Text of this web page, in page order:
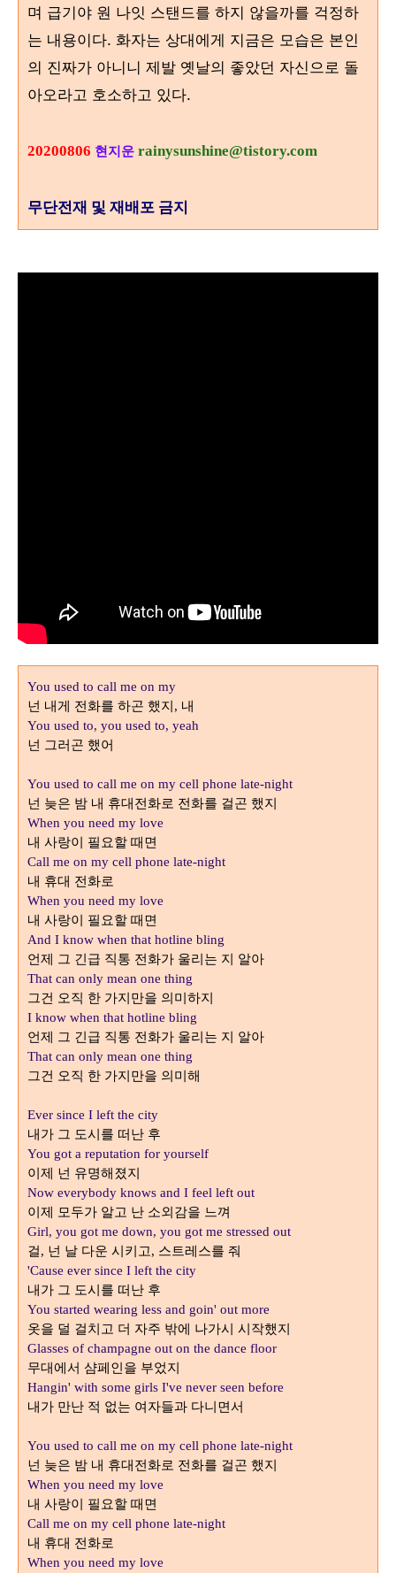
며 급기야 원 나잇 스탠드를 하지 않을까를 걱정하
는 내용이다. 화자는 상대에게 지금은 모습은 본인
의 진짜가 아니니 제발 옛날의 좋았던 자신으로 돌
아오라고 호소하고 있다.
20200806 현지운 rainysunshine@tistory.com
무단전재 및 재배포 금지
You used to call me on my
넌 내게 전화를 하곤 했지, 내
You used to, you used to, yeah
넌 그러곤 했어
You used to call me on my cell phone late-night
넌 늦은 밤 내 휴대전화로 전화를 걸곤 했지
When you need my love
내 사랑이 필요할 때면
Call me on my cell phone late-night
내 휴대 전화로
When you need my love
내 사랑이 필요할 때면
And I know when that hotline bling
언제 그 긴급 직통 전화가 울리는 지 알아
That can only mean one thing
그건 오직 한 가지만을 의미하지
I know when that hotline bling
언제 그 긴급 직통 전화가 울리는 지 알아
That can only mean one thing
그건 오직 한 가지만을 의미해
Ever since I left the city
내가 그 도시를 떠난 후
You got a reputation for yourself
이제 넌 유명해졌지
Now everybody knows and I feel left out
이제 모두가 알고 난 소외감을 느껴
Girl, you got me down, you got me stressed out
걸, 넌 날 다운 시키고, 스트레스를 줘
'Cause ever since I left the city
내가 그 도시를 떠난 후
You started wearing less and goin' out more
옷을 덜 걸치고 더 자주 밖에 나가시 시작했지
Glasses of champagne out on the dance floor
무대에서 샴페인을 부었지
Hangin' with some girls I've never seen before
내가 만난 적 없는 여자들과 다니면서
You used to call me on my cell phone late-night
넌 늦은 밤 내 휴대전화로 전화를 걸곤 했지
When you need my love
내 사랑이 필요할 때면
Call me on my cell phone late-night
내 휴대 전화로
When you need my love